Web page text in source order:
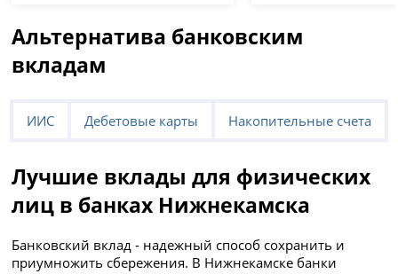
Альтернатива банковским
вкладам
ИИС Дебетовые карты Накопительные счета
Лучшие вклады для физических
лиц в банках Нижнекамска
Банковский вклад - надежный способ сохранить и
приумножить сбережения. В Нижнекамске банки